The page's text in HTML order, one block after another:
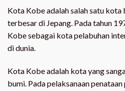
Kota Kobe adalah salah satu
terbesar di Jepang. Pada tahun
Kobe sebagai kota pelabuhan
di dunia.
Kota Kobe adalah kota yang
bumi. Pada pelaksanaan